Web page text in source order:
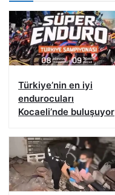
Türkiye’nin en iyi
endurocuları
Kocaeli’nde buluşuyor